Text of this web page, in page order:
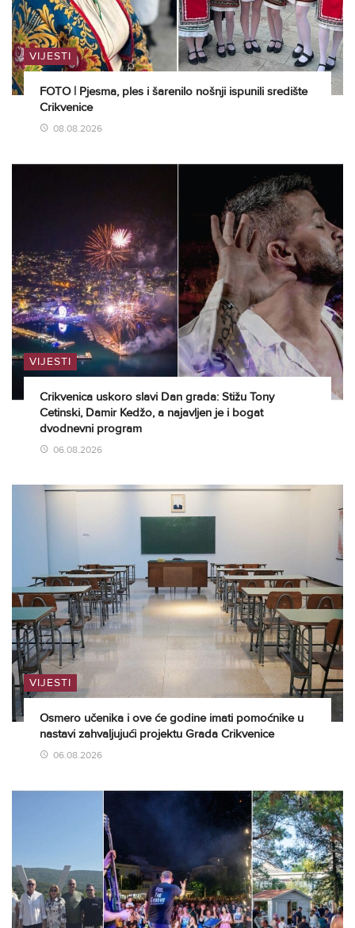
VIJESTI
FOTO | Pjesma, ples i šarenilo nošnji ispunili središte
Crikvenice
08.08.2026
VIJESTI
Crikvenica uskoro slavi Dan grada: Stižu Tony
Cetinski, Damir Kedžo, a najavljen je i bogat
dvodnevni program
06.08.2026
VIJESTI
Osmero učenika i ove će godine imati pomoćnike u
nastavi zahvaljujući projektu Grada Crikvenice
06.08.2026